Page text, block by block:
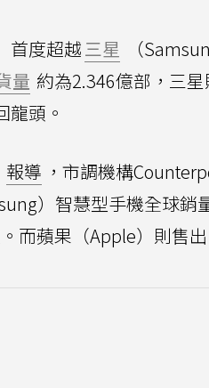
首度超越三星 （
量 約為2.346億部，三
龍頭。
報導 ，市調機構
）智慧型手機全球
而蘋果（Apple）則售